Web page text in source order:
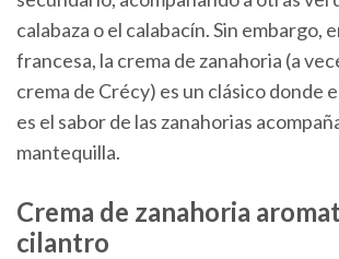
calabaza o el calabacín. Sin embargo,
francesa, la crema de zanahoria (a
crema de Crécy) es un clásico donde
es el sabor de las zanahorias
mantequilla.
Crema de zanahoria
cilantro